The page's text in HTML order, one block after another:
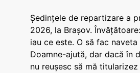
Ședințele de repartizare a
2026, la Brașov.
iau ce este. O să fac naveta
Doamne-ajută, dar dacă în
nu reușesc să mă